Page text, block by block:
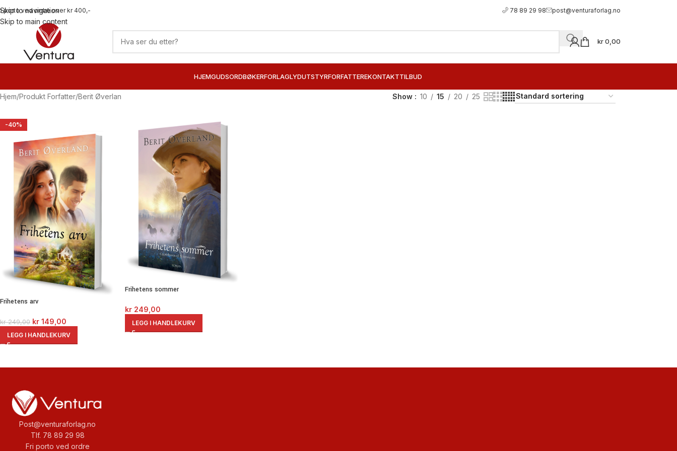
Skip to navigation
Skip to main content
porto ved ordre over kr 400,- 78 89 29 98 post@venturaforlag.no
kr0,00
HJEMGUDSORDBØKERFORLAGLYDUTSTYRFORFATTEREKONTAKTTILBUD
Hjem Produkt Forfatter Berit Øverlan Show 10 15 20 25
-40%
Frihetens arv
kr249,00 kr 149,00
LEGG I HANDLEKURV
Frihetens sommer
kr 249,00
LEGG I HANDLEKURV
Post@venturaforlag.no
Tlf. 78 89 29 98
Fri porto ved ordre